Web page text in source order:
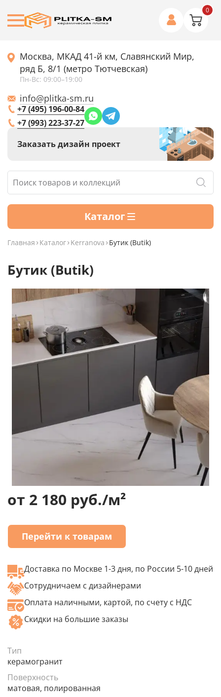
0
Москва, МКАД 41-й км, Славянский Мир,
ряд Б, 8/1 (метро Тютчевская)
Пн-Вс: 09:00–19:00
info@plitka-sm.ru
+7 (495) 196-00-84
+7 (993) 223-37-27
Заказать дизайн проект
Каталог
Главная Каталог Kerranova Бутик (Butik)
Бутик (Butik)
Тип
керамогранит
Поверхность
матовая, полированная
от 2 180 руб./м²
Перейти к товарам
Доставка по Москве 1-3 дня, по России 5-10 дней
Сотрудничаем с дизайнерами
Оплата наличными, картой, по счету с НДС
Скидки на большие заказы